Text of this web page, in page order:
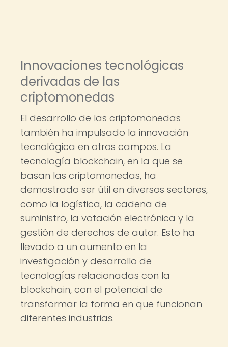
Innovaciones tecnológicas
derivadas de las
criptomonedas
El desarrollo de las criptomonedas
también ha impulsado la innovación
tecnológica en otros campos. La
tecnología blockchain, en la que se
basan las criptomonedas, ha
demostrado ser útil en diversos sectores,
como la logística, la cadena de
suministro, la votación electrónica y la
gestión de derechos de autor. Esto ha
llevado a un aumento en la
investigación y desarrollo de
tecnologías relacionadas con la
blockchain, con el potencial de
transformar la forma en que funcionan
diferentes industrias.